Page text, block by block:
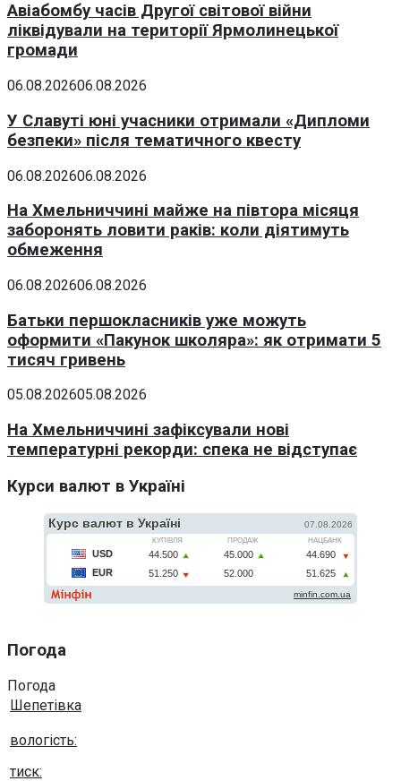
Авіабомбу часів Другої світової війни
ліквідували на території Ярмолинецької
громади
06.08.202606.08.2026
У Славуті юні учасники отримали «Дипломи
безпеки» після тематичного квесту
06.08.202606.08.2026
На Хмельниччині майже на півтора місяця
заборонять ловити раків: коли діятимуть
обмеження
06.08.202606.08.2026
Батьки першокласників уже можуть
оформити «Пакунок школяра»: як отримати 5
тисяч гривень
05.08.202605.08.2026
На Хмельниччині зафіксували нові
температурні рекорди: спека не відступає
Курси валют в Україні
Погода
Погода
Шепетівка
вологість:
тиск: